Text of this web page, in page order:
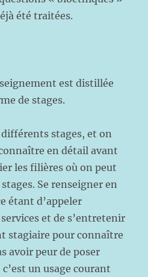
été traitées.
est distillée
de stages.
stages, et on
en détail avant
les filières où on peut
Se renseigner en
étant d’appeler
et de s’entretenir
stagiaire pour connaître
avoir peur de poser
un usage courant